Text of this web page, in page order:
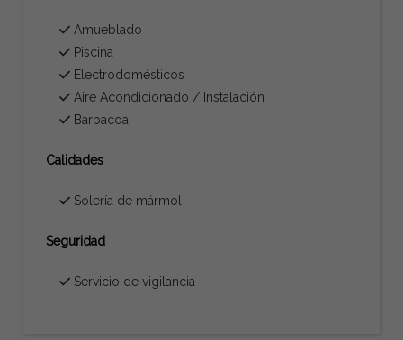
Amueblado
Piscina
Electrodomésticos
Aire Acondicionado / Instalación
Barbacoa
Calidades
Solería de mármol
Seguridad
Servicio de vigilancia